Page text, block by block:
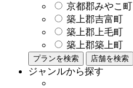
京都郡みやこ町
築上郡吉富町
築上郡上毛町
築上郡築上町
プランを検索 店舗を検索
ジャンルから探す